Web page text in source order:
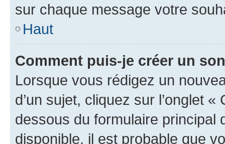
sur chaque message votre
Haut
Comment puis-je créer un
Lorsque vous rédigez un
d’un sujet, cliquez sur l’onglet
dessous du formulaire principal
disponible, il est probable que